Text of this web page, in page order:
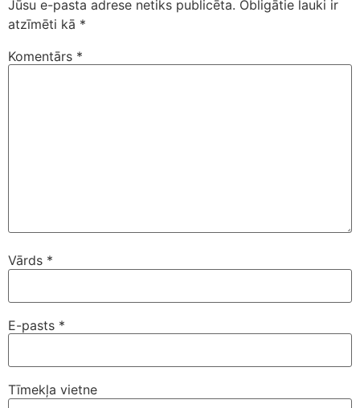
Jūsu e-pasta adrese netiks publicēta. Obligātie lauki ir
atzīmēti kā *
Komentārs *
Vārds *
E-pasts *
Tīmekļa vietne